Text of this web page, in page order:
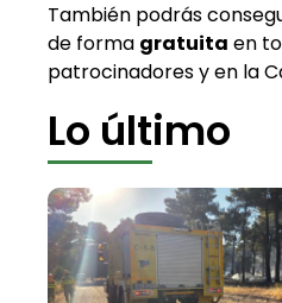
También podrás
de forma gratuita en
patrocinadores y en la
Lo último